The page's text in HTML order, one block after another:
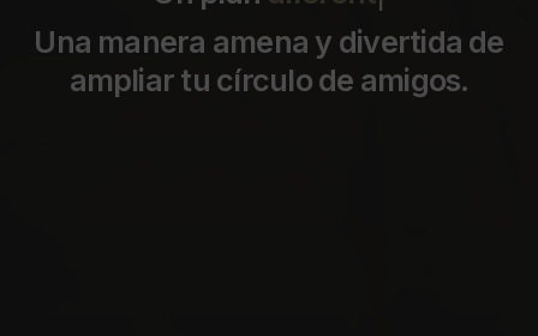
Una manera amena y divertida de
ampliar tu círculo de amigos.